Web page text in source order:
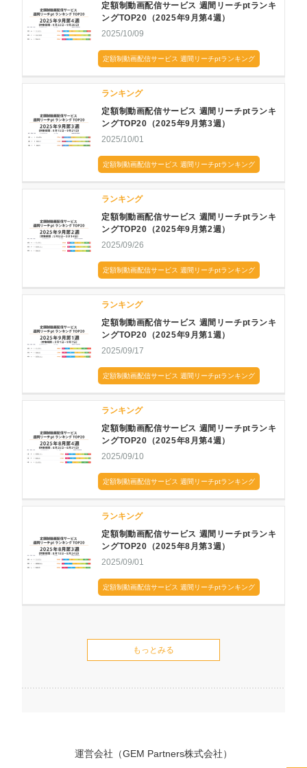
定額制動画配信サービス 週間リーチptランキ
ングTOP20（2025年9月第4週）
2025/10/09
定額制動画配信サービス 週間リーチptランキング
ランキング
定額制動画配信サービス 週間リーチptランキ
ングTOP20（2025年9月第3週）
2025/10/01
定額制動画配信サービス 週間リーチptランキング
ランキング
定額制動画配信サービス 週間リーチptランキ
ングTOP20（2025年9月第2週）
2025/09/26
定額制動画配信サービス 週間リーチptランキング
ランキング
定額制動画配信サービス 週間リーチptランキ
ングTOP20（2025年9月第1週）
2025/09/17
定額制動画配信サービス 週間リーチptランキング
ランキング
定額制動画配信サービス 週間リーチptランキ
ングTOP20（2025年8月第4週）
2025/09/10
定額制動画配信サービス 週間リーチptランキング
ランキング
定額制動画配信サービス 週間リーチptランキ
ングTOP20（2025年8月第3週）
2025/09/01
定額制動画配信サービス 週間リーチptランキング
もっとみる
運営会社（GEM Partners株式会社）